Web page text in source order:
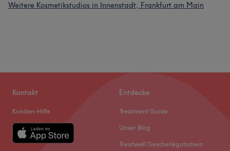
Weitere Kosmetikstudios in Innenstadt, Frankfurt am Main
Kontakt
Kunden-Hilfe
Entdecke
Treatment Guide
Unser Blog
Treatwell Geschenkgutschein